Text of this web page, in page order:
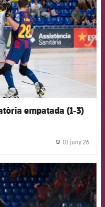
empatada (1-3)
01 juny 26
Barcelona badge